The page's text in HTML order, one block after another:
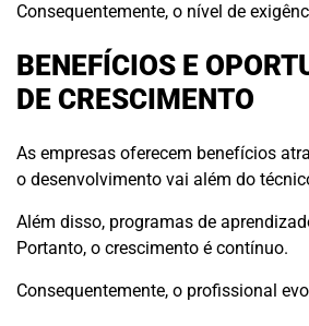
Consequentemente, o nível de
BENEFÍCIOS E
DE CRESCIMENTO
As empresas oferecem benefícios
o desenvolvimento vai além do
Além disso, programas de
Portanto, o crescimento é contínuo.
Consequentemente, o profissional